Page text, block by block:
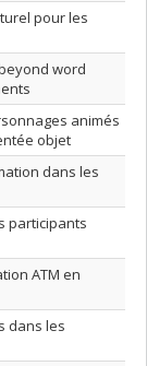
pour les
word
animés
objet
dans les
participants
ATM en
dans les